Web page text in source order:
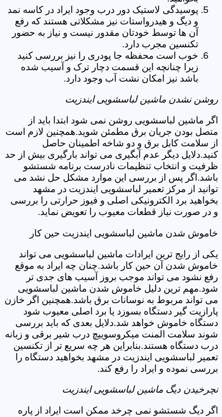
پوسیدگی لاستیک دور درب وجود ایراد در کاسه نمد
و دیگ و هیدرواستات نیز مشکلاتی هستند که رفع
آن ها توسط خودتان مقدور نیست و نیاز به حضور
تکنسین مجرب دارد.
خوب است محفظه جا پودری را نیز بررسی کنید
زیرا چنانچه این قسمت دچار ترک و آسیب شده
باشد نیز امکان نشت آب وجود دارد.
روشن نشدن ماشین لباسشویی ایندزیت
اگر ماشین لباسشویی روشن نمی شود ابتدا باید از
متصل بودن جریان برق مطمئن شوید.همچنین لازم است
از سلامت کابل برق و دو شاخه اطمینان حاصل
کنید.دلایل دیگر عدم آبگیری می تواند بارگیری بیش از حد
ظرفیت و انتخاب تنظیمات نادرست برنامه شستشو
باشد.اگر پس از بررسی این موارد مشکل حل نشد می
توانید از مرکز تعمیر لباسشویی ایندزیت در مشهد
بخواهید برد الکترونیکی اصلی و فیوز حرارتی را بررسی
و در صورت نیاز قطعات معیوب را تعویض نماید.
خاموش شدن ماشین لباسشویی ایندزیت حین کار
یکی از رایج ترین ایرادات ماشین لباسشویی می تواند
خاموش شدن آن حین کار باشد.چنان چه ایراد به موقع
رفع نشود می تواند موجب بروز آسیب های جدی تر
شود.مهم ترین دلیل خاموش شدن ماشین لباسشویی
می تواند مربوط به نوسانات برق باشد.همچنین اگر خازن
پارازیت گیر دستگاه بسوزد یا برد اصلی معیوب شود
دستگاه خاموش خواهد شد.دلایل بعدی که باید بررسی
شوند سلامت المنت میکروسوییچ درب شیر برقی و زبانه
درب دستگاه هستند.بنابراین هر چه سریع تر از تکنسین
تعمیر لباسشویی ایندزیت در مشهد بخواهید دستگاه را
بررسی نموده و ایراد را رفع کند.
نچرخیدن دیگ ماشین لباسشویی ایندزیت
اگر دیگ شستشو نمی چرخد ممکن است ایراد از پاره